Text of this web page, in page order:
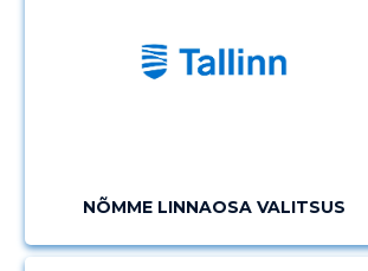
NÕMME LINNAOSA VALITSUS